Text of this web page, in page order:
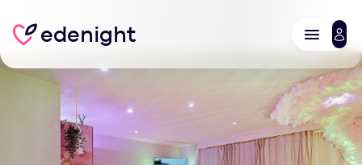
edenight